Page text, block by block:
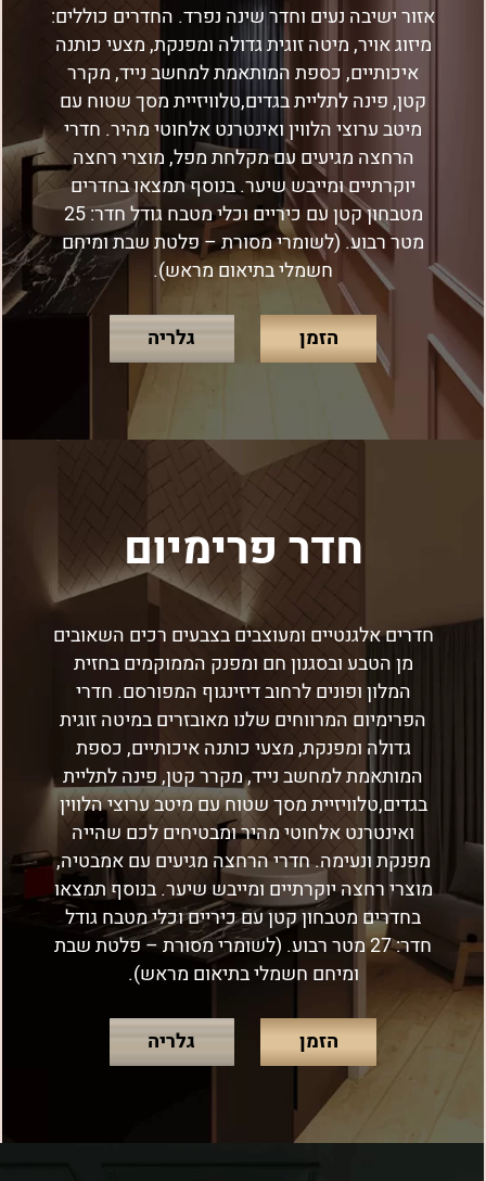
אזור ישיבה נעים וחדר שינה נפרד. החדרים כוללים:
מיזוג אויר, מיטה זוגית גדולה ומפנקת, מצעי כותנה
איכותיים, כספת המותאמת למחשב נייד, מקרר
קטן, פינה לתליית בגדים,טלוויזיית מסך שטוח עם
מיטב ערוצי הלווין ואינטרנט אלחוטי מהיר. חדרי
הרחצה מגיעים עם מקלחת מפל, מוצרי רחצה
יוקרתיים ומייבש שיער. בנוסף תמצאו בחדרים
מטבחון קטן עם כיריים וכלי מטבח גודל חדר: 25
מטר רבוע. (לשומרי מסורת – פלטת שבת ומיחם
חשמלי בתיאום מראש).
הזמן גלריה
חדר פרימיום
חדרים אלגנטיים ומעוצבים בצבעים רכים השאובים
מן הטבע ובסגנון חם ומפנק הממוקמים בחזית
המלון ופונים לרחוב דיזינגוף המפורסם. חדרי
הפרימיום המרווחים שלנו מאובזרים במיטה זוגית
גדולה ומפנקת, מצעי כותנה איכותיים, כספת
המותאמת למחשב נייד, מקרר קטן, פינה לתליית
בגדים,טלוויזיית מסך שטוח עם מיטב ערוצי הלווין
ואינטרנט אלחוטי מהיר ומבטיחים לכם שהייה
מפנקת ונעימה. חדרי הרחצה מגיעים עם אמבטיה,
מוצרי רחצה יוקרתיים ומייבש שיער. בנוסף תמצאו
בחדרים מטבחון קטן עם כיריים וכלי מטבח גודל
חדר: 27 מטר רבוע. (לשומרי מסורת – פלטת שבת
ומיחם חשמלי בתיאום מראש).
הזמן גלריה